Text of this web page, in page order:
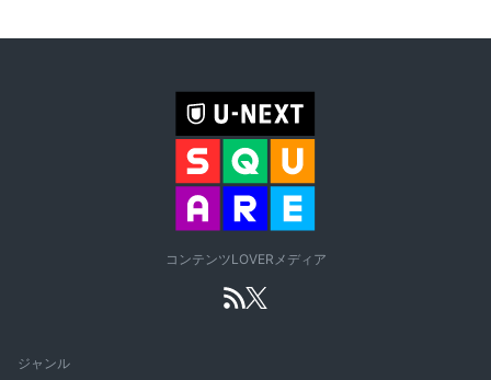
コンテンツLOVERメディア
ジャンル